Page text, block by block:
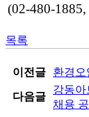
(02-480-
목록
이전글
환경오
다음글
강동아
채용